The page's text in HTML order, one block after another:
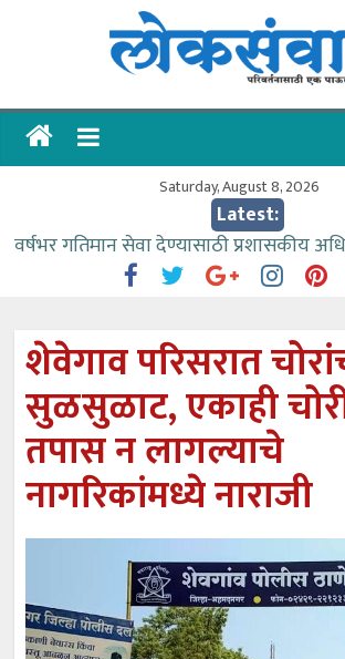
लोकसंवाद
ताज्या
Saturday, August 8, 2026
Latest:
वर्षभर गतिमान सेवा देण्यासाठी प्रशासकीय
प्रयत्न करावे – आमदार काळे
काळे
आत्मामालिक गुरूकूलाचे २२८ विद्यार्थी शिष्यवृत्तीस
ईच्छा आणि मेहनतीच्या बळावर यश मिळवता येते
पंडोरे
आमदार आशुतोष काळे यांचा वाढदिवस विविध
उपक्रमांनी साजरा
शेवेगाव परिसरात
सुळसुळाट, एकाही
तपास न लागल्याचे
नागरिकांमध्ये नाराजी